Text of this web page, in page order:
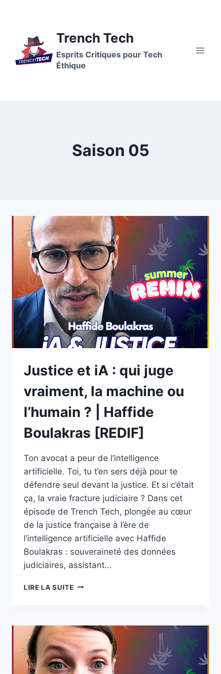
Trench Tech
Esprits Critiques pour Tech
Éthique
Saison 05
Justice et iA : qui juge
vraiment, la machine ou
l’humain ? | Haffide
Boulakras [REDIF]
Ton avocat a peur de l’intelligence
artificielle. Toi, tu t’en sers déjà pour te
défendre seul devant la justice. Et si c’était
ça, la vraie fracture judiciaire ? Dans cet
épisode de Trench Tech, plongée au cœur
de la justice française à l’ère de
l’intelligence artificielle avec Haffide
Boulakras : souveraineté des données
judiciaires, assistant…
LIRE LA SUITE JUSTICE
QUI
JUGE
VRAIMENT,
LA
MACHINE